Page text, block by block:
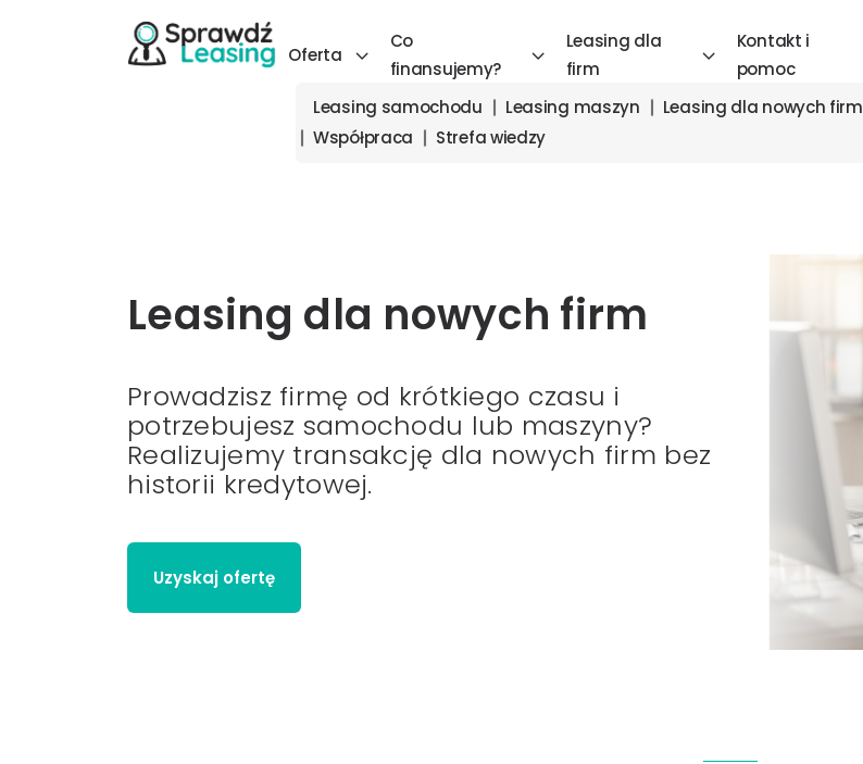
Oferta
Co
finansujemy?
Leasing dla
firm
Kontakt i
pomoc
Leasing samochodu
Leasing maszyn Leasing dla nowych firm
Współpraca
Strefa wiedzy
Leasing dla nowych firm
Prowadzisz firmę od krótkiego czasu i
potrzebujesz samochodu lub maszyny?
Realizujemy transakcję dla nowych firm bez
historii kredytowej.
Uzyskaj ofertę